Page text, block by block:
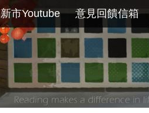
新市Youtube 意見回饋信箱